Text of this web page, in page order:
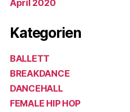
April 2020
Kategorien
BALLETT
BREAKDANCE
DANCEHALL
FEMALE HIP HOP